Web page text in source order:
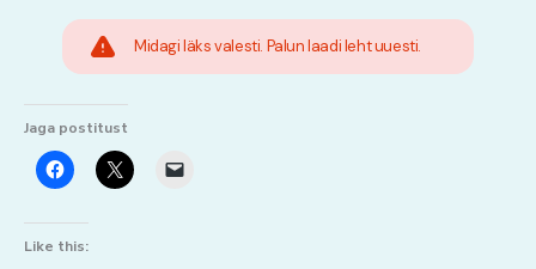
Midagi läks valesti. Palun laadi leht uuesti.
Jaga postitust
Like this: